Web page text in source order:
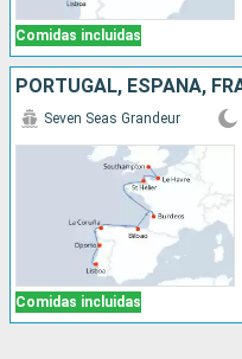
Comidas incluidas
Comidas incluidas
Seven Seas Grandeur